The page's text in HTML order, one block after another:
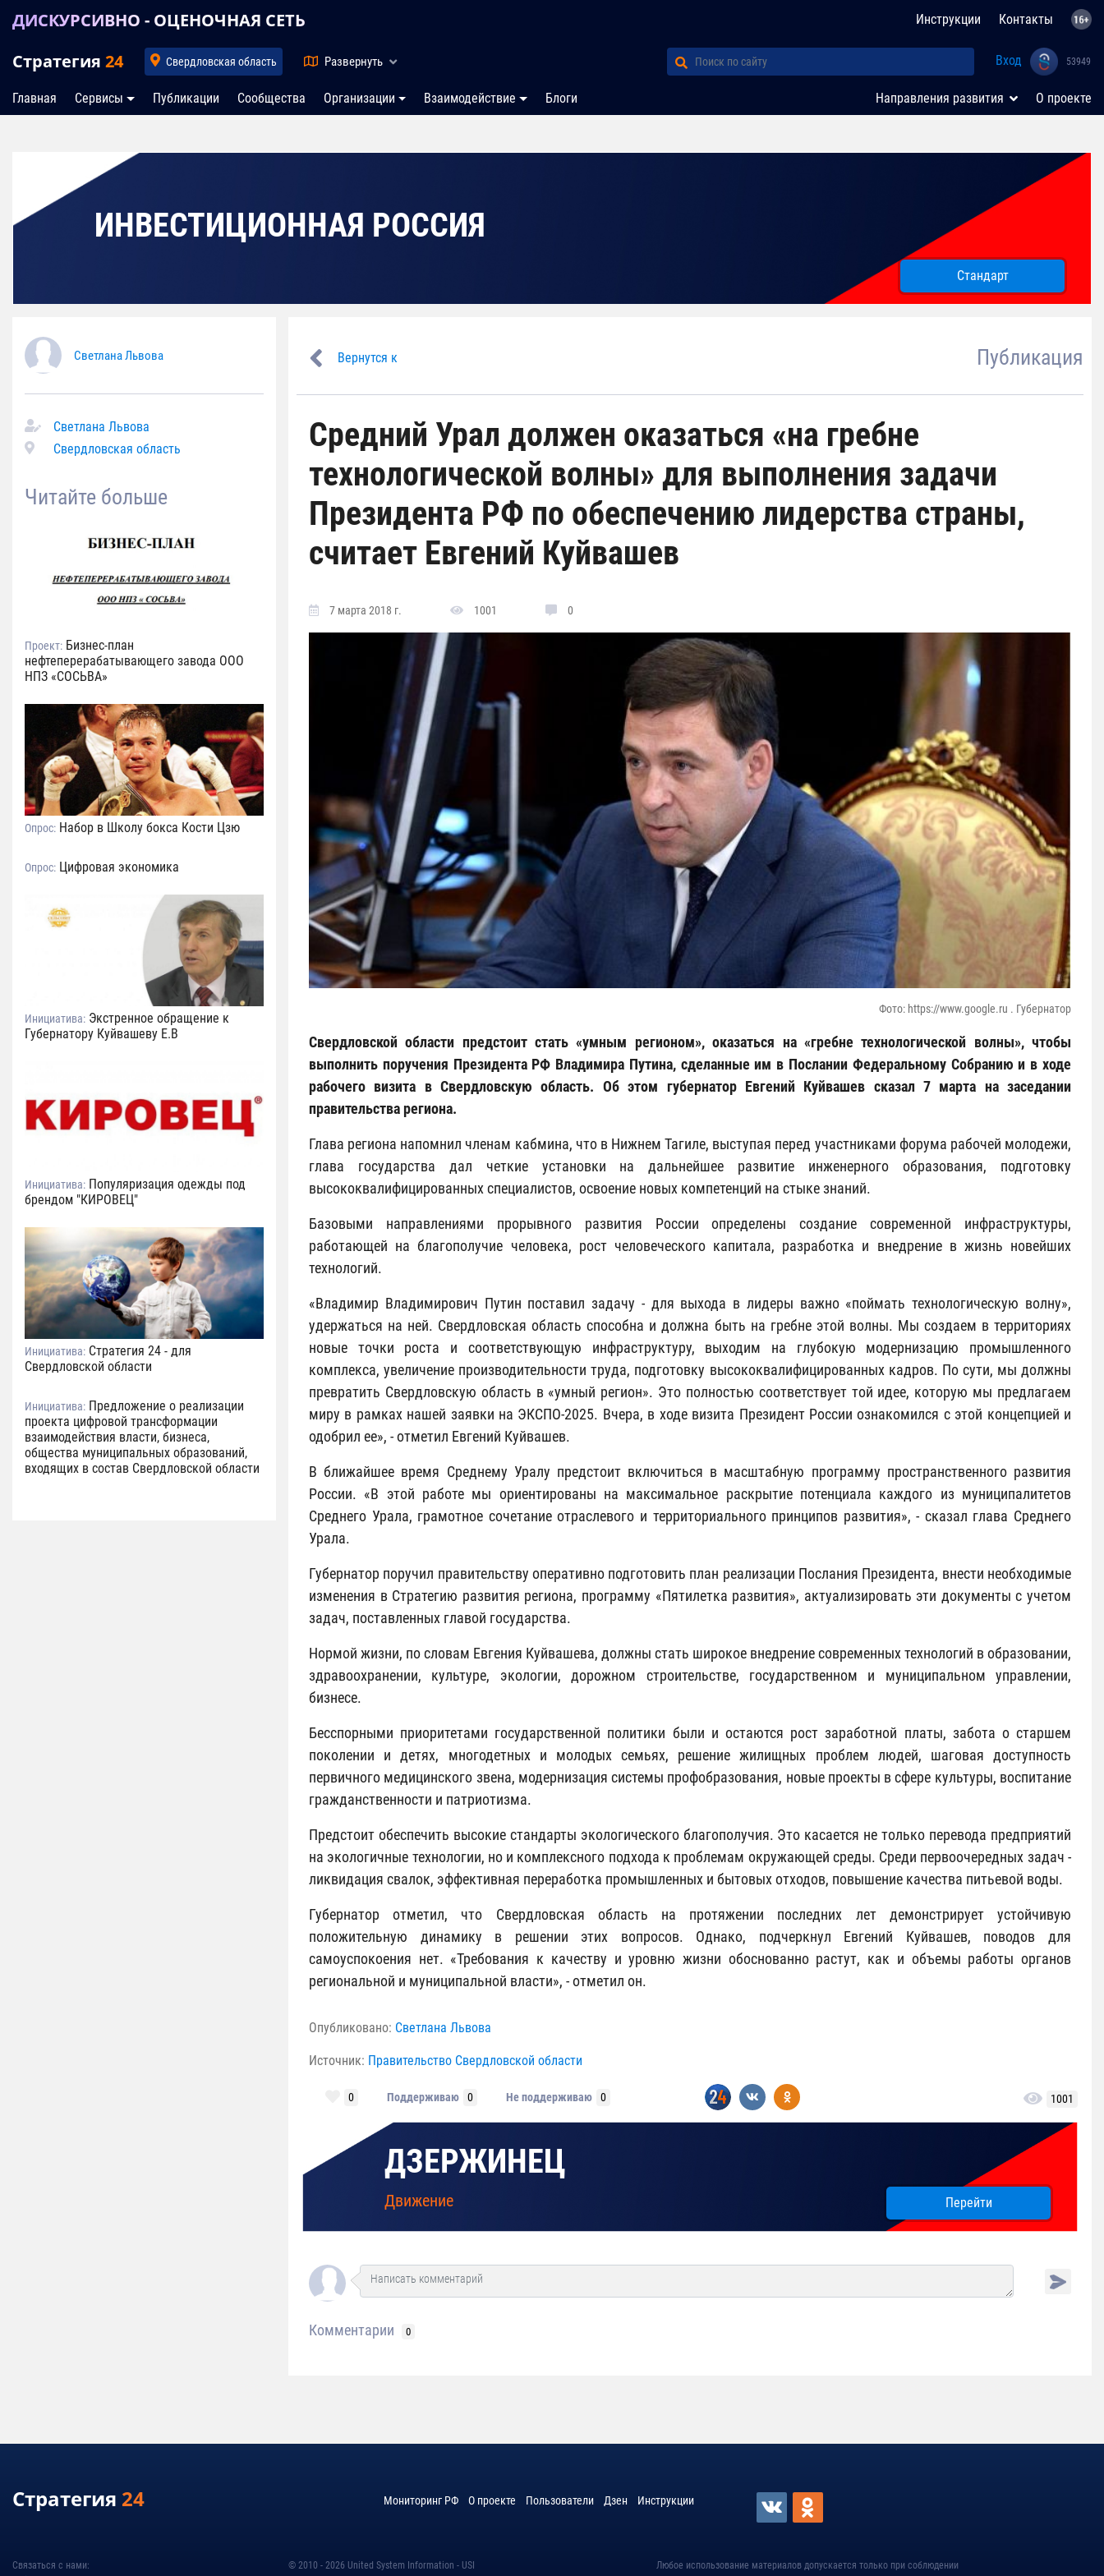
ДИСКУРСИВНО - ОЦЕНОЧНАЯ СЕТЬ Инструкции Контакты
Стратегия 24 Свердловская область Развернуть Вход 53949
Главная Сервисы Публикации Сообщества Организации Взаимодействие Блоги Направления развития О проекте
ИНВЕСТИЦИОННАЯ РОССИЯ
Стандарт
Светлана Львова
Светлана Львова
Свердловская область
Читайте больше
Проект: Бизнес-план
нефтеперерабатывающего завода ООО
НПЗ «СОСЬВА»
Опрос: Набор в Школу бокса Кости Цзю
Опрос: Цифровая экономика
Инициатива: Экстренное обращение к
Губернатору Куйвашеву Е.В
Инициатива: Популяризация одежды под
брендом "КИРОВЕЦ"
Инициатива: Стратегия 24 - для
Свердловской области
Инициатива: Предложение о реализации
проекта цифровой трансформации
взаимодействия власти, бизнеса,
общества муниципальных образований,
входящих в состав Свердловской области
Вернутся к Публикация
Средний Урал должен оказаться «на гребне
технологической волны» для выполнения задачи
Президента РФ по обеспечению лидерства страны,
считает Евгений Куйвашев
7 марта 2018 г. 1001 0
Фото: https://www.google.ru . Губернатор
Свердловской области предстоит стать «умным регионом», оказаться на «гребне технологической волны», чтобы
выполнить поручения Президента РФ Владимира Путина, сделанные им в Послании Федеральному Собранию и в ходе
рабочего визита в Свердловскую область. Об этом губернатор Евгений Куйвашев сказал 7 марта на заседании
правительства региона.
Глава региона напомнил членам кабмина, что в Нижнем Тагиле, выступая перед участниками форума рабочей молодежи,
глава государства дал четкие установки на дальнейшее развитие инженерного образования, подготовку
высококвалифицированных специалистов, освоение новых компетенций на стыке знаний.
Базовыми направлениями прорывного развития России определены создание современной инфраструктуры,
работающей на благополучие человека, рост человеческого капитала, разработка и внедрение в жизнь новейших
технологий.
«Владимир Владимирович Путин поставил задачу - для выхода в лидеры важно «поймать технологическую волну»,
удержаться на ней. Свердловская область способна и должна быть на гребне этой волны. Мы создаем в территориях
новые точки роста и соответствующую инфраструктуру, выходим на глубокую модернизацию промышленного
комплекса, увеличение производительности труда, подготовку высококвалифицированных кадров. По сути, мы должны
превратить Свердловскую область в «умный регион». Это полностью соответствует той идее, которую мы предлагаем
миру в рамках нашей заявки на ЭКСПО-2025. Вчера, в ходе визита Президент России ознакомился с этой концепцией и
одобрил ее», - отметил Евгений Куйвашев.
В ближайшее время Среднему Уралу предстоит включиться в масштабную программу пространственного развития
России. «В этой работе мы ориентированы на максимальное раскрытие потенциала каждого из муниципалитетов
Среднего Урала, грамотное сочетание отраслевого и территориального принципов развития», - сказал глава Среднего
Урала.
Губернатор поручил правительству оперативно подготовить план реализации Послания Президента, внести необходимые
изменения в Стратегию развития региона, программу «Пятилетка развития», актуализировать эти документы с учетом
задач, поставленных главой государства.
Нормой жизни, по словам Евгения Куйвашева, должны стать широкое внедрение современных технологий в образовании,
здравоохранении, культуре, экологии, дорожном строительстве, государственном и муниципальном управлении,
бизнесе.
Бесспорными приоритетами государственной политики были и остаются рост заработной платы, забота о старшем
поколении и детях, многодетных и молодых семьях, решение жилищных проблем людей, шаговая доступность
первичного медицинского звена, модернизация системы профобразования, новые проекты в сфере культуры, воспитание
гражданственности и патриотизма.
Предстоит обеспечить высокие стандарты экологического благополучия. Это касается не только перевода предприятий
на экологичные технологии, но и комплексного подхода к проблемам окружающей среды. Среди первоочередных задач -
ликвидация свалок, эффективная переработка промышленных и бытовых отходов, повышение качества питьевой воды.
Губернатор отметил, что Свердловская область на протяжении последних лет демонстрирует устойчивую
положительную динамику в решении этих вопросов. Однако, подчеркнул Евгений Куйвашев, поводов для
самоуспокоения нет. «Требования к качеству и уровню жизни обоснованно растут, как и объемы работы органов
региональной и муниципальной власти», - отметил он.
Опубликовано: Светлана Львова
Источник: Правительство Свердловской области
0 Поддерживаю 0 Не поддерживаю 0 1001
ДЗЕРЖИНЕЦ
Движение Перейти
Комментарии 0
Стратегия 24 Мониторинг РФ О проекте Пользователи Дзен Инструкции
Связаться с нами:
© 2010 - 2026 United System Information - USI
Любое использование материалов допускается только при соблюдении